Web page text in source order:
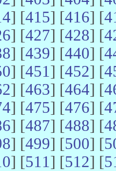
] [415] [416] [
] [427] [428] [
] [439] [440] [
] [451] [452] [
] [463] [464] [
] [475] [476] [
] [487] [488] [
] [499] [500] [
] [511] [512] [